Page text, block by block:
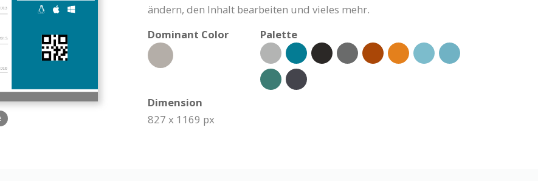
ändern, den Inhalt bearbeiten und vieles mehr.
Dominant Color
Palette
Dimension
827 x 1169 px